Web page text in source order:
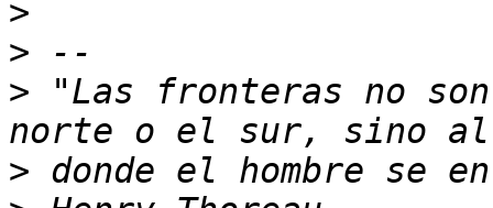
>
>
> "Las fronteras no
>